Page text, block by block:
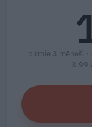
pirmie 3 mēneši
3.99